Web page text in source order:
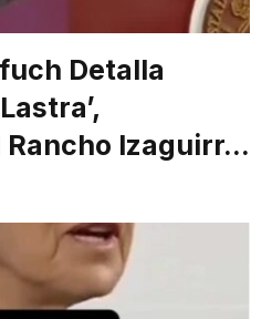
Detalla
Rancho Izaguirr…